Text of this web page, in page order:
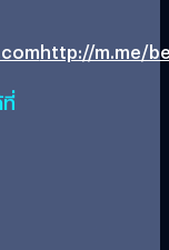
http://m.me/